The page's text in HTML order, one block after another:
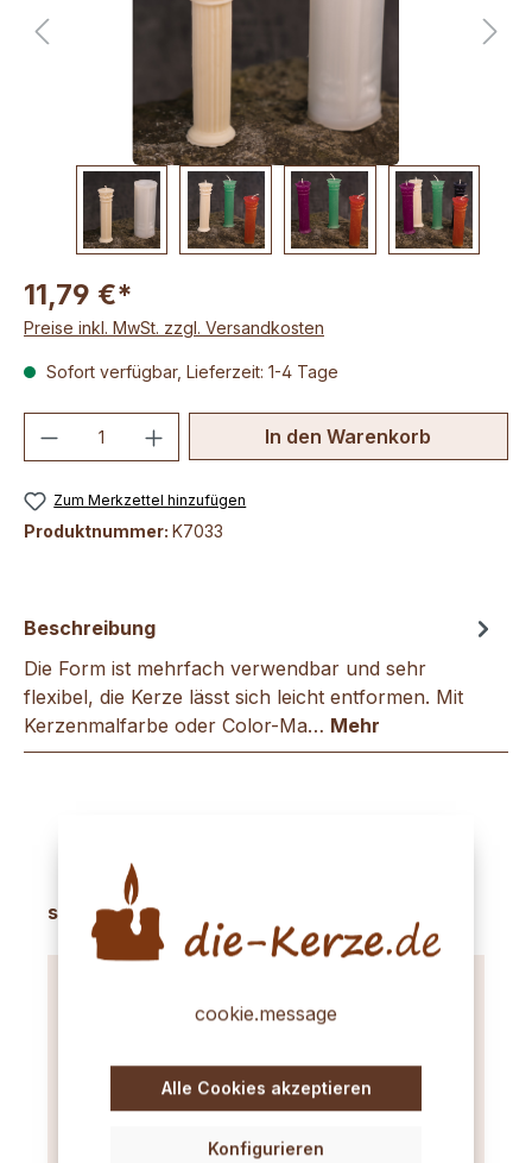
11,79 €*
Preise inkl. MwSt. zzgl. Versandkosten
Sofort verfügbar, Lieferzeit: 1-4 Tage
Produkt Anzahl: Gib denIn den Warenkorb
Zum Merkzettel hinzufügen
Produktnummer: K7033
Beschreibung
Die Form ist mehrfach verwendbar und sehr
flexibel, die Kerze lässt sich leicht entformen. Mit
Kerzenmalfarbe oder Color-Ma… Mehr
Produktgalerie überspringen
sinnvolles Zubehör
cookie.message
Konfigurieren
Alle Cookies akzeptieren